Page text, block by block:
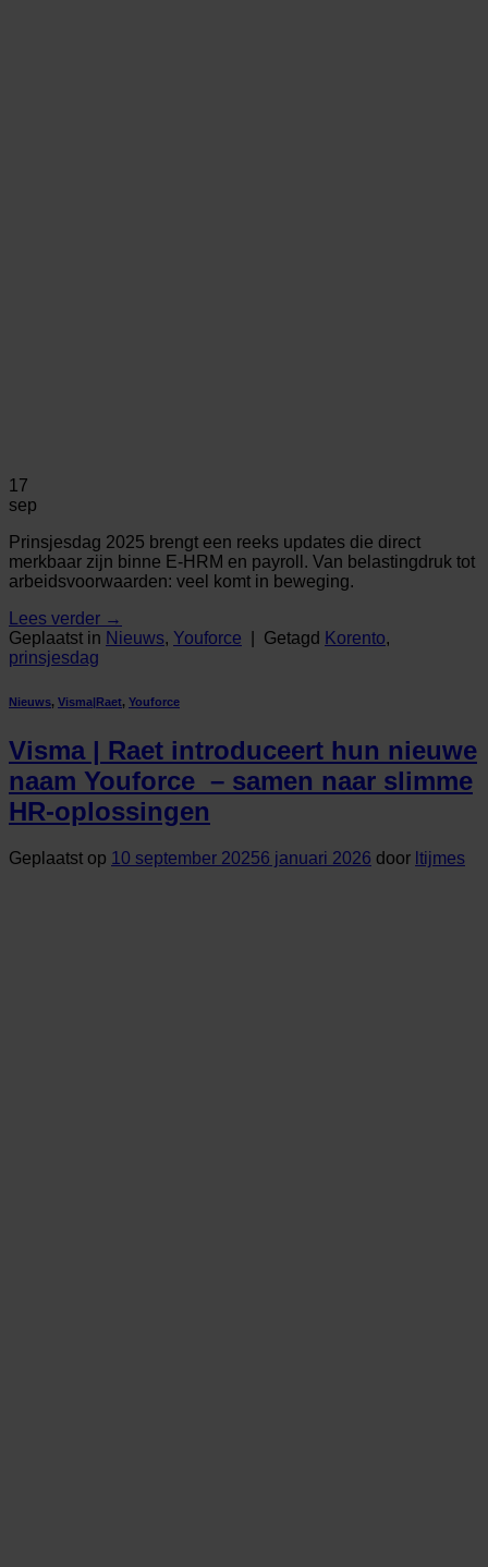
17
sep
Prinsjesdag 2025 brengt een reeks updates die direct
merkbaar zijn binne E-HRM en payroll. Van belastingdruk tot
arbeidsvoorwaarden: veel komt in beweging.
Lees verder →
Geplaatst in Nieuws, Youforce Getagd Korento,
prinsjesdag
Nieuws, Visma|Raet, Youforce
Visma | Raet introduceert hun nieuwe
naam Youforce – samen naar slimme
HR-oplossingen
Geplaatst op 10 september 20256 januari 2026 door ltijmes